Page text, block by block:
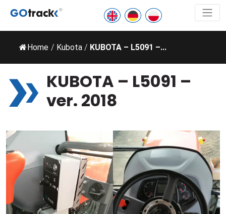
Home / Kubota / KUBOTA – L5091 –...
KUBOTA – L5091 –
ver. 2018